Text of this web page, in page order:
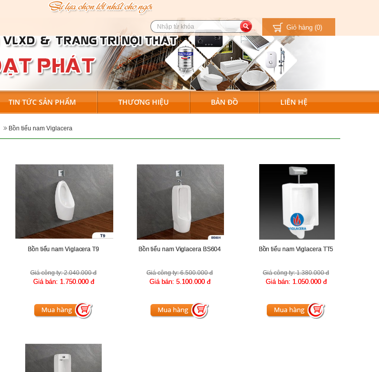
Giỏ hàng (0)
Bồn tiểu nam Viglacera
Bồn tiểu nam Viglacera T9
Giá công ty:2.040.000 đ
Giá bán: 1.750.000 đ
Bồn tiểu nam Viglacera BS604
Giá công ty:6.500.000 đ
Giá bán: 5.100.000 đ
Bồn tiểu nam Viglacera TT5
Giá công ty:1.380.000 đ
Giá bán: 1.050.000 đ
TIN TỨC SẢN PHẨM THƯƠNG HIỆU BẢN ĐỒ LIÊN HỆ